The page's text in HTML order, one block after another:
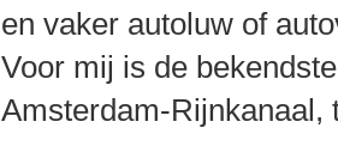
en vaker autoluw of
Voor mij is de
Amsterdam-Rijnkanaal,